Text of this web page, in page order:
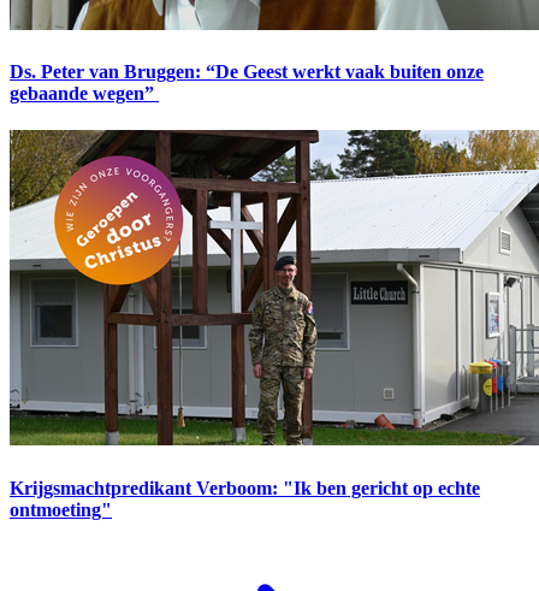
Ds. Peter van Bruggen: “De Geest werkt vaak buiten onze
gebaande wegen”
Krijgsmachtpredikant Verboom: "Ik ben gericht op echte
ontmoeting"